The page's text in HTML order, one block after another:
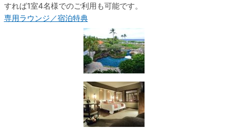
すれば1室4名様でのご利用も可能です。
専用ラウンジ／宿泊特典